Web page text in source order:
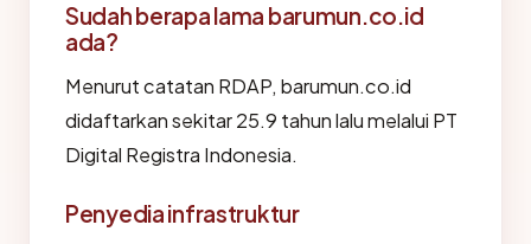
Sudah berapa lama barumun.co.id
ada?
Menurut catatan RDAP, barumun.co.id
didaftarkan sekitar 25.9 tahun lalu melalui PT
Digital Registra Indonesia.
Penyedia infrastruktur